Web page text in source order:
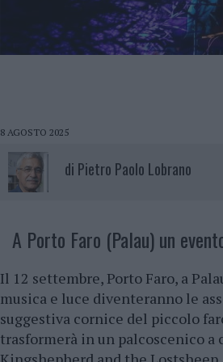
8 AGOSTO 2025
di Pietro Paolo Lobrano
A Porto Faro (Palau) un
Il 12 settembre, Porto Faro, a
musica e luce diventeranno le
suggestiva cornice del piccolo
trasformerà in un palcoscenico